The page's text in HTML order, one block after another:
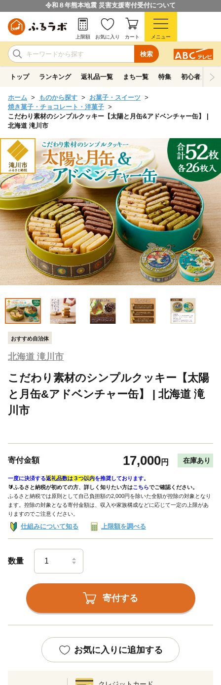
令和８年熊本地震 災害支援寄付受付について
検索
上限額 お気に入り カート メニュー
トップ ランキング 返礼品一覧 まち一覧 特集 初心者ガイド
ホーム ものから探す
お菓子・スイーツ
焼き菓子・チョコレート・洋菓子
こだわり素材のシンプルクッキー【太陽と月缶&アドベンチャー缶】 |
北海道 滝川市
おすすめ自治体
北海道 滝川市
こだわり素材のシンプルクッキー【太陽
と月缶&アドベンチャー缶】 | 北海道 滝
川市
寄付金額 17,000円 在庫あり
一度に決済する返礼品数は３つ以内を推奨しております。
🔰ふるさと納税が初めての方、詳しく知りたい方はこちらでご確認ください。
ふるさと納税では原則として自己負担額の2,000円を除いた全額が控除の対象となり
ます。控除の対象となる寄付金額は、収入や家族構成などに応じて一定の上限があ
りますのでご注意ください。
仕組みについて知る 上限額を調べる
数量
寄付する
お気に入りに追加する